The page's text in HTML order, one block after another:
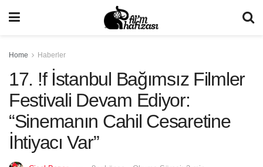
Home Haberler
17. !f İstanbul Bağımsız Filmler
Festivali Devam Ediyor:
“Sinemanın Cahil Cesaretine
İhtiyacı Var”